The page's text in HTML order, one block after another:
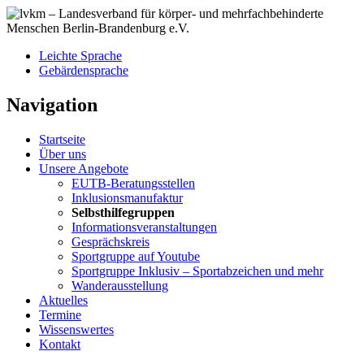
Leichte Sprache
Gebärdensprache
Navigation
Startseite
Über uns
Unsere Angebote
EUTB-Beratungs­stellen
Inklusionsmanufaktur
Selbsthilfegruppen
Informations­veranstaltungen
Gesprächskreis
Sportgruppe auf Youtube
Sportgruppe Inklusiv – Sportabzeichen und mehr
Wanderausstellung
Aktuelles
Termine
Wissenswertes
Kontakt